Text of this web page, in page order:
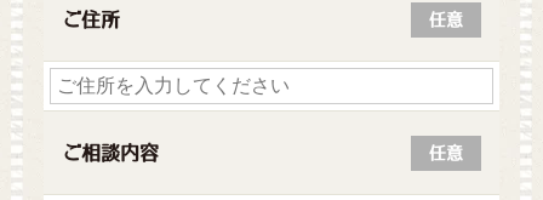
ご住所 任意
ご相談内容 任意